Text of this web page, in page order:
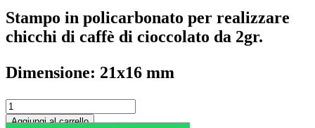
Stampo in policarbonato per realizzare
chicchi di caffè di cioccolato da 2gr.
Dimensione: 21x16 mm
Aggiungi al carrello